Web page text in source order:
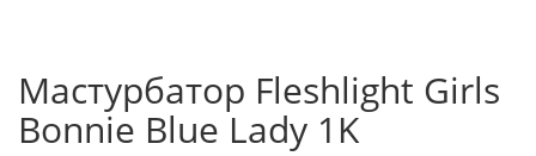
Мастурбатор Fleshlight Girls
Bonnie Blue Lady 1K